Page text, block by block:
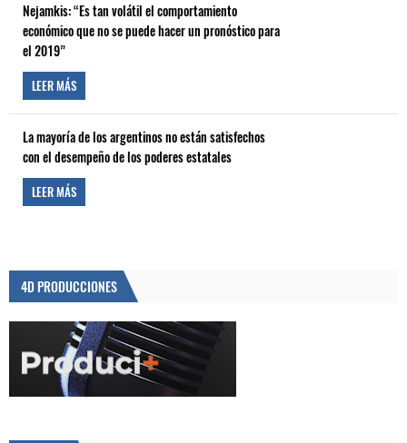
Nejamkis: “Es tan volátil el comportamiento
económico que no se puede hacer un pronóstico para
el 2019”
LEER MÁS
La mayoría de los argentinos no están satisfechos
con el desempeño de los poderes estatales
LEER MÁS
4D PRODUCCIONES